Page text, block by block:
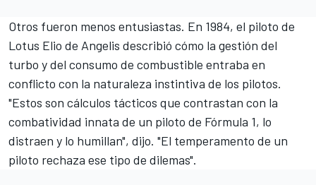
Otros fueron menos entusiastas. En 1984, el piloto de
Lotus Elio de Angelis describió cómo la gestión del
turbo y del consumo de combustible entraba en
conflicto con la naturaleza instintiva de los pilotos.
"Estos son cálculos tácticos que contrastan con la
combatividad innata de un piloto de Fórmula 1, lo
distraen y lo humillan", dijo. "El temperamento de un
piloto rechaza ese tipo de dilemas".